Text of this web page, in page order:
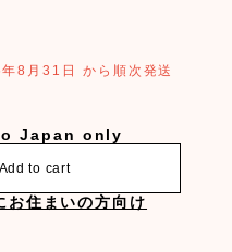
8月31日 から順次発送
Japan only
Add to cart
お住まいの方向け